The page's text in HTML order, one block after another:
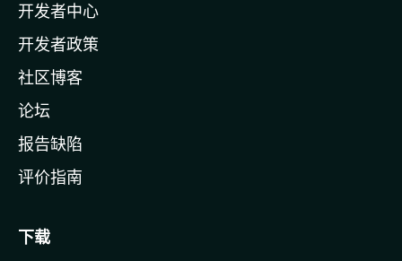
主
页
开发者中心
开发者政策
社区博客
论坛
报告缺陷
评价指南
下载